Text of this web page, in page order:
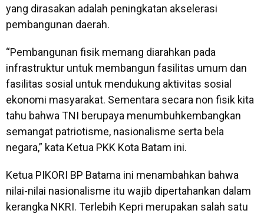
yang dirasakan adalah peningkatan akselerasi
pembangunan daerah.
“Pembangunan fisik memang diarahkan pada
infrastruktur untuk membangun fasilitas umum dan
fasilitas sosial untuk mendukung aktivitas sosial
ekonomi masyarakat. Sementara secara non fisik kita
tahu bahwa TNI berupaya menumbuhkembangkan
semangat patriotisme, nasionalisme serta bela
negara,” kata Ketua PKK Kota Batam ini.
Ketua PIKORI BP Batama ini menambahkan bahwa
nilai-nilai nasionalisme itu wajib dipertahankan dalam
kerangka NKRI. Terlebih Kepri merupakan salah satu